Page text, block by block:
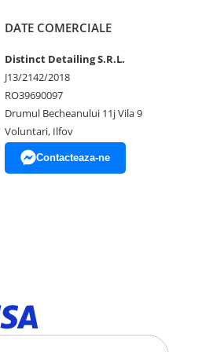
DATE COMERCIALE
Distinct Detailing S.R.L.
J13/2142/2018
RO39690097
Drumul Becheanului 11j Vila 9
Voluntari, Ilfov
Contacteaza-ne